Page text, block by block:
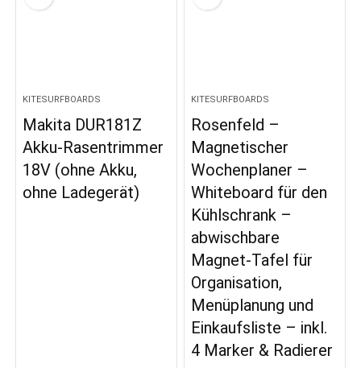
KITESURFBOARDS
Makita DUR181Z
Akku-Rasentrimmer
18V (ohne Akku,
ohne Ladegerät)
KITESURFBOARDS
Rosenfeld –
Magnetischer
Wochenplaner –
Whiteboard für den
Kühlschrank –
abwischbare
Magnet-Tafel für
Organisation,
Menüplanung und
Einkaufsliste – inkl.
4 Marker & Radierer